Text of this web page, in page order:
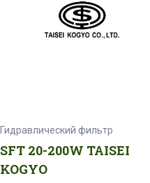
Гидравлический фильтр
SFT 20-200W TAISEI
KOGYO